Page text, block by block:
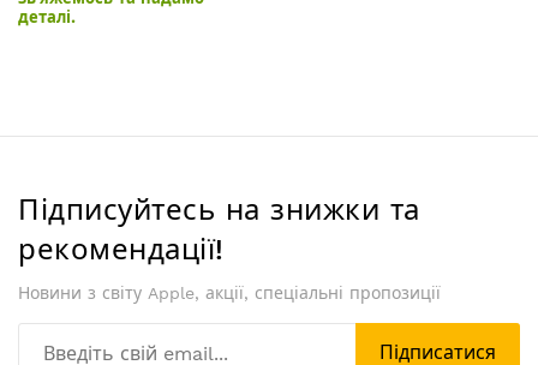
деталі.
Підписуйтесь на знижки та
рекомендації!
Новини з світу Apple, акції, спеціальні пропозиції
Підписатися